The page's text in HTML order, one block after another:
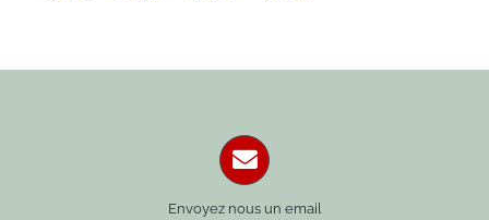
Envoyez nous un email